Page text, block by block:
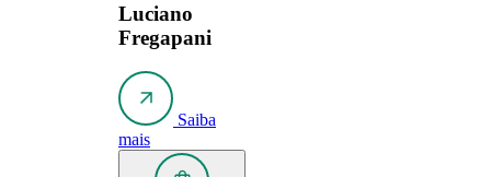
Luciano
Fregapani
Saiba
mais